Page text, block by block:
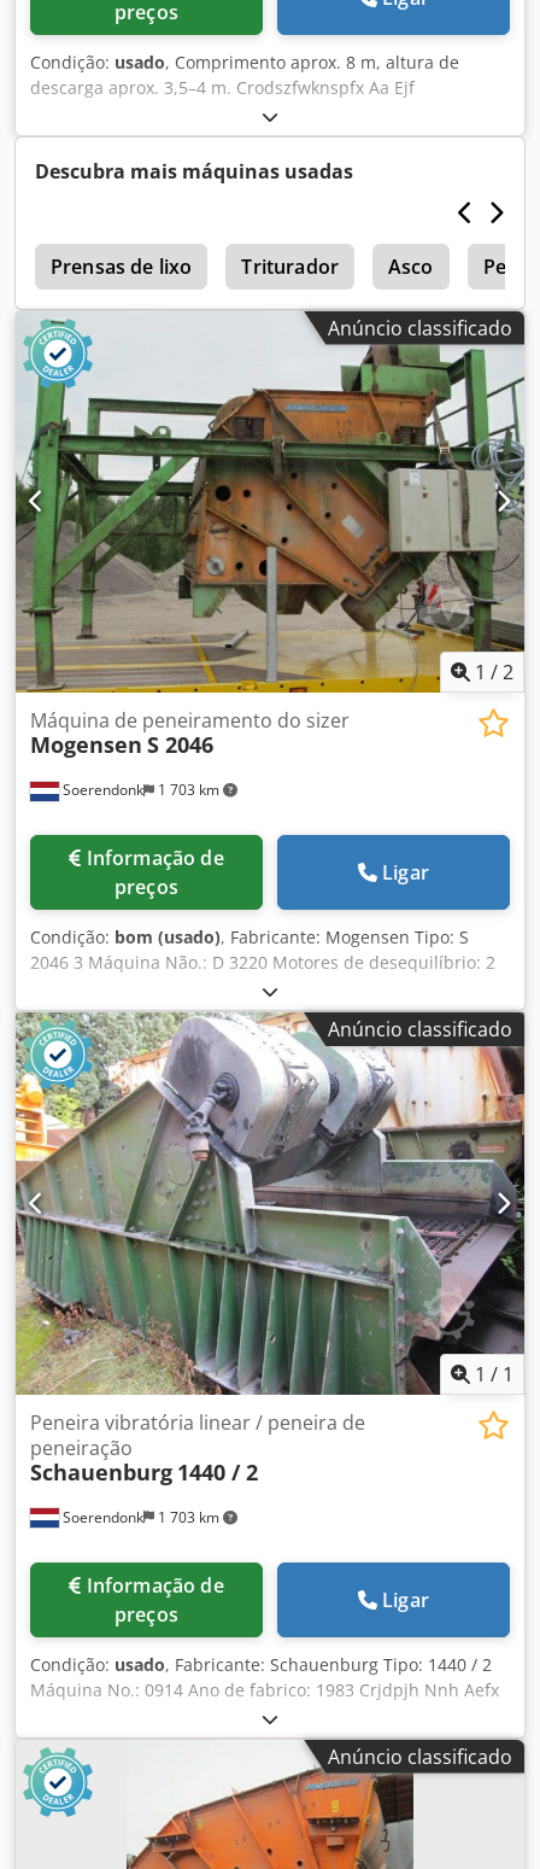
preços
Condição: usado, Comprimento aprox. 8 m, altura de
descarga aprox. 3,5–4 m. Crodszfwknspfx Aa Ejf
Descubra mais máquinas usadas
Prensas de lixo Triturador Asco
Anúncio classificado
1 /2
Soerendonk 1 703 km
Máquina de peneiramento do sizer
Mogensen S 2046
preços
Ligar
Condição: bom (usado), Fabricante: Mogensen Tipo: S
2046 3 Máquina Não.: D 3220 Motores de desequilíbrio: 2
peças MO 1400/6 (6 kW / 980 rpm) Largura: 2.000mm
Tecto: 4 Incluído: Molas e armação. Crsdehu Hn Eopfx Aa
Ejf
Anúncio classificado
1 / 1
Soerendonk 1 703 km
Peneira vibratória linear / peneira de
peneiração
Schauenburg 1440 / 2
preços
Ligar
Condição: usado, Fabricante: Schauenburg Tipo: 1440 / 2
Máquina No.: 0914 Ano de fabrico: 1983 Crjdpjh Nnh Aefx
Aa Esf Tecto: 2 Incluído: - Motor eléctrico de 15 kW/6 - Eixos
cardan - Molas A máquina de crivagem ainda está a ser
revista, rebentada e pintada.
Anúncio classificado